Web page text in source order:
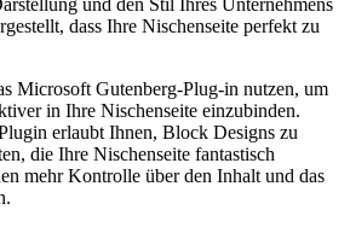
und den Stil Ihres Unternehmens
dass Ihre Nischenseite perfekt zu
Microsoft Gutenberg-Plug-in nutzen, um
in Ihre Nischenseite einzubinden.
erlaubt Ihnen, Block Designs zu
die Ihre Nischenseite fantastisch
mehr Kontrolle über den Inhalt und das